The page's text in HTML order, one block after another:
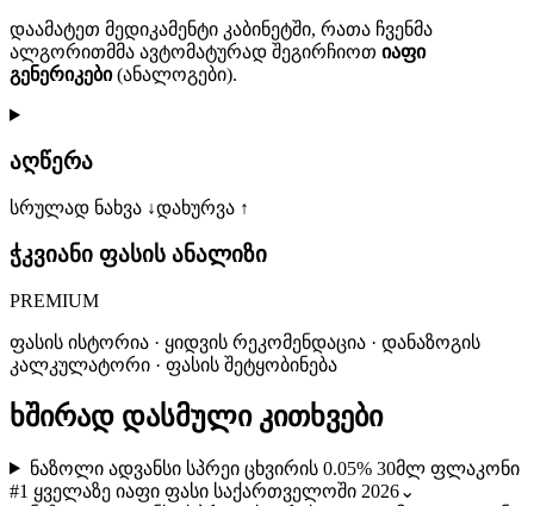
დაამატეთ მედიკამენტი კაბინეტში, რათა ჩვენმა
ალგორითმმა ავტომატურად შეგირჩიოთ იაფი
გენერიკები(ანალოგები).
აღწერა
სრულად ნახვა ↓დახურვა ↑
ჭკვიანი ფასის ანალიზი
PREMIUM
ფასის ისტორია · ყიდვის რეკომენდაცია · დანაზოგის
კალკულატორი · ფასის შეტყობინება
ხშირად დასმული კითხვები
ნაზოლი ადვანსი სპრეი ცხვირის 0.05% 30მლ ფლაკონი
#1 ყველაზე იაფი ფასი საქართველოში 2026⌄